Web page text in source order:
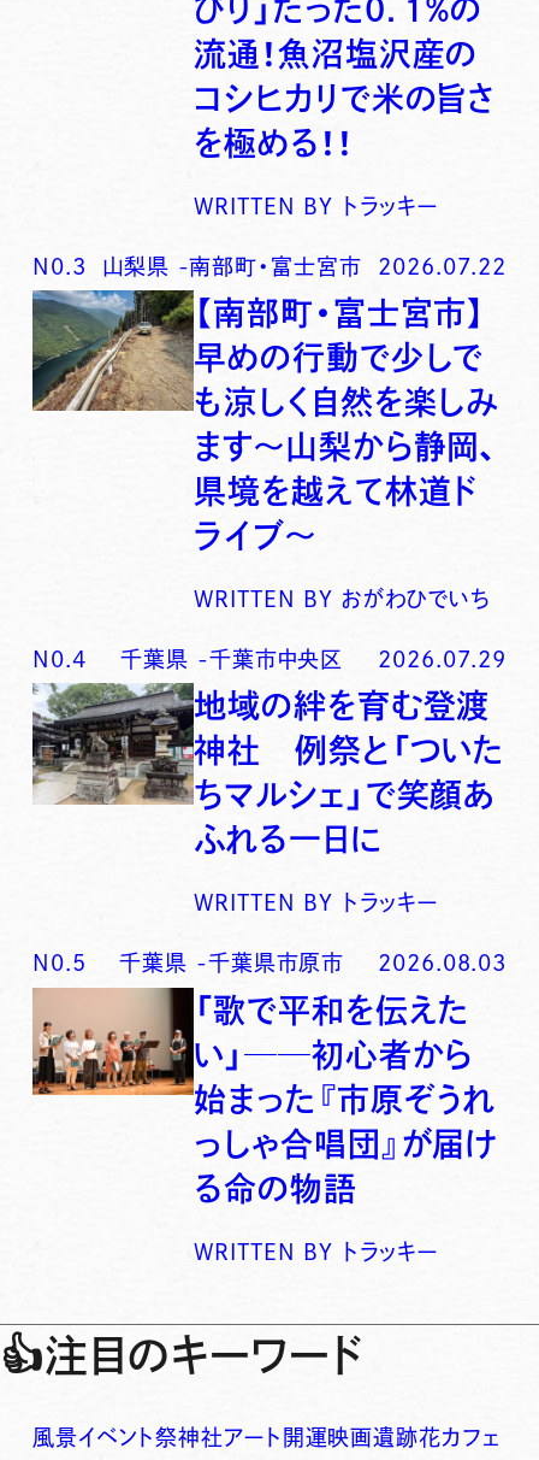
びり」たった0．1％の
流通！魚沼塩沢産の
コシヒカリで米の旨さ
を極める！！
WRITTEN BY トラッキー
N0. 3 山梨県 -南部町・富士宮市 2026.07.22
【南部町・富士宮市】
早めの行動で少しで
も涼しく自然を楽しみ
ます〜山梨から静岡、
県境を越えて林道ド
ライブ〜
WRITTEN BY おがわひでいち
N0. 4 千葉県 -千葉市中央区 2026.07.29
地域の絆を育む登渡
神社 例祭と「ついた
ちマルシェ」で笑顔あ
ふれる一日に
WRITTEN BY トラッキー
N0. 5 千葉県 -千葉県市原市 2026.08.03
「歌で平和を伝えた
い」──初心者から
始まった『市原ぞうれ
っしゃ合唱団』が届け
る命の物語
WRITTEN BY トラッキー
👍注目のキーワード
風景イベント祭神社アート 開運映画遺跡花カフェ